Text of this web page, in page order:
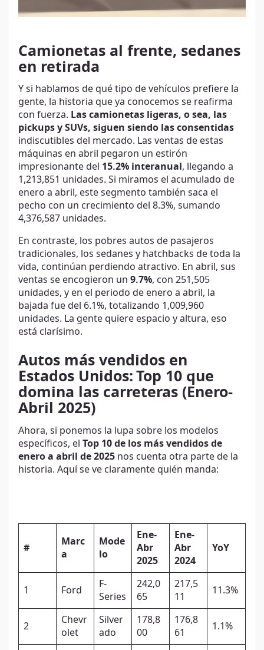
Camionetas al frente, sedanes
en retirada
Y si hablamos de qué tipo de vehículos prefiere la
gente, la historia que ya conocemos se reafirma
con fuerza. Las camionetas ligeras, o sea, las
pickups y SUVs, siguen siendo las consentidas
indiscutibles del mercado. Las ventas de estas
máquinas en abril pegaron un estirón
impresionante del 15.2% interanual , llegando a
1,213,851 unidades. Si miramos el acumulado de
enero a abril, este segmento también saca el
pecho con un crecimiento del 8.3%, sumando
4,376,587 unidades.
En contraste, los pobres autos de pasajeros
tradicionales, los sedanes y hatchbacks de toda la
vida, continúan perdiendo atractivo. En abril, sus
ventas se encogieron un 9.7%, con 251,505
unidades, y en el periodo de enero a abril, la
bajada fue del 6.1%, totalizando 1,009,960
unidades. La gente quiere espacio y altura, eso
está clarísimo.
Autos más vendidos en
Estados Unidos: Top 10 que
domina las carreteras (Enero-
Abril 2025)
Ahora, si ponemos la lupa sobre los modelos
específicos, el Top 10 de los más vendidos de
enero a abril de 2025 nos cuenta otra parte de la
historia. Aquí se ve claramente quién manda:
#
Marc
a
Mode
lo
Ene-
Abr
2025
Ene-
Abr
2024
YoY
1 Ford
F-
Series
242,0
65
217,5
11
11.3%
2
Chevr
olet
Silver
ado
178,8
00
176,8
61
1.1%